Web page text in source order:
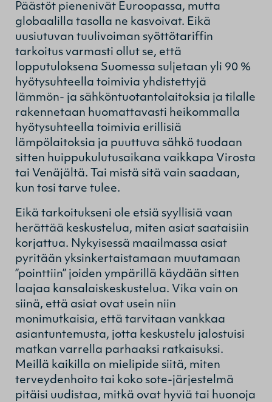
Päästöt pienenivät Euroopassa, mutta
globaalilla tasolla ne kasvoivat. Eikä
uusiutuvan tuulivoiman syöttötariffin
tarkoitus varmasti ollut se, että
lopputuloksena Suomessa suljetaan yli 90 %
hyötysuhteella toimivia yhdistettyjä
lämmön- ja sähköntuotantolaitoksia ja tilalle
rakennetaan huomattavasti heikommalla
hyötysuhteella toimivia erillisiä
lämpölaitoksia ja puuttuva sähkö tuodaan
sitten huippukulutusaikana vaikkapa Virosta
tai Venäjältä. Tai mistä sitä vain saadaan,
kun tosi tarve tulee.
Eikä tarkoitukseni ole etsiä syyllisiä vaan
herättää keskustelua, miten asiat saataisiin
korjattua. Nykyisessä maailmassa asiat
pyritään yksinkertaistamaan muutamaan
”pointtiin” joiden ympärillä käydään sitten
laajaa kansalaiskeskustelua. Vika vain on
siinä, että asiat ovat usein niin
monimutkaisia, että tarvitaan vankkaa
asiantuntemusta, jotta keskustelu jalostuisi
matkan varrella parhaaksi ratkaisuksi.
Meillä kaikilla on mielipide siitä, miten
terveydenhoito tai koko sote-järjestelmä
pitäisi uudistaa, mitkä ovat hyviä tai huonoja